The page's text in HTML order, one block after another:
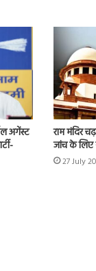
अगेंस्ट
राम मंदिर
जांच के लिए
27 July